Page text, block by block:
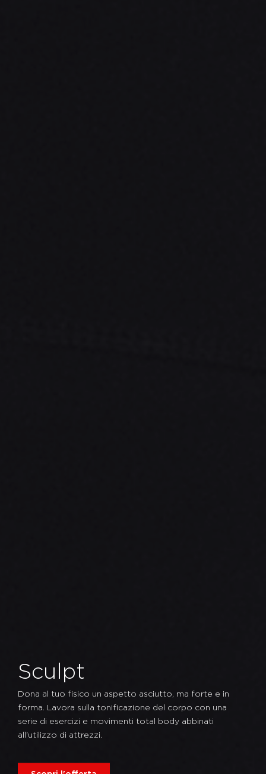
Sculpt
Dona al tuo fisico un aspetto asciutto, ma forte e in
forma. Lavora sulla tonificazione del corpo con una
serie di esercizi e movimenti total body abbinati
all'utilizzo di attrezzi.